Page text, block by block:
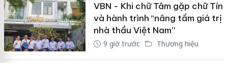
VBN - Khi chữ Tâm gặp chữ Tín
và hành trình “nâng tầm giá trị
nhà thầu Việt Nam”
9 giờ trước Thương hiệu